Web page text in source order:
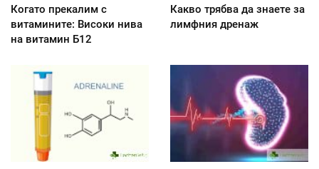
Когато прекалим с
витамините: Високи нива
на витамин Б12
Какво трябва да знаете за
лимфния дренаж